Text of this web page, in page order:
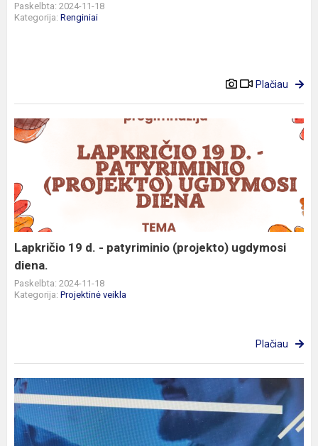
Paskelbta: 2024-11-18
Kategorija: Renginiai
Plačiau
Lapkričio
19
patyriminio
(projekto)
ugdymosi
diena.
Lapkričio 19 d. - patyriminio (projekto) ugdymosi
diena.
Paskelbta: 2024-11-18
Kategorija: Projektinė veikla
Plačiau
Projektas
„Pamoka
su
universiteto